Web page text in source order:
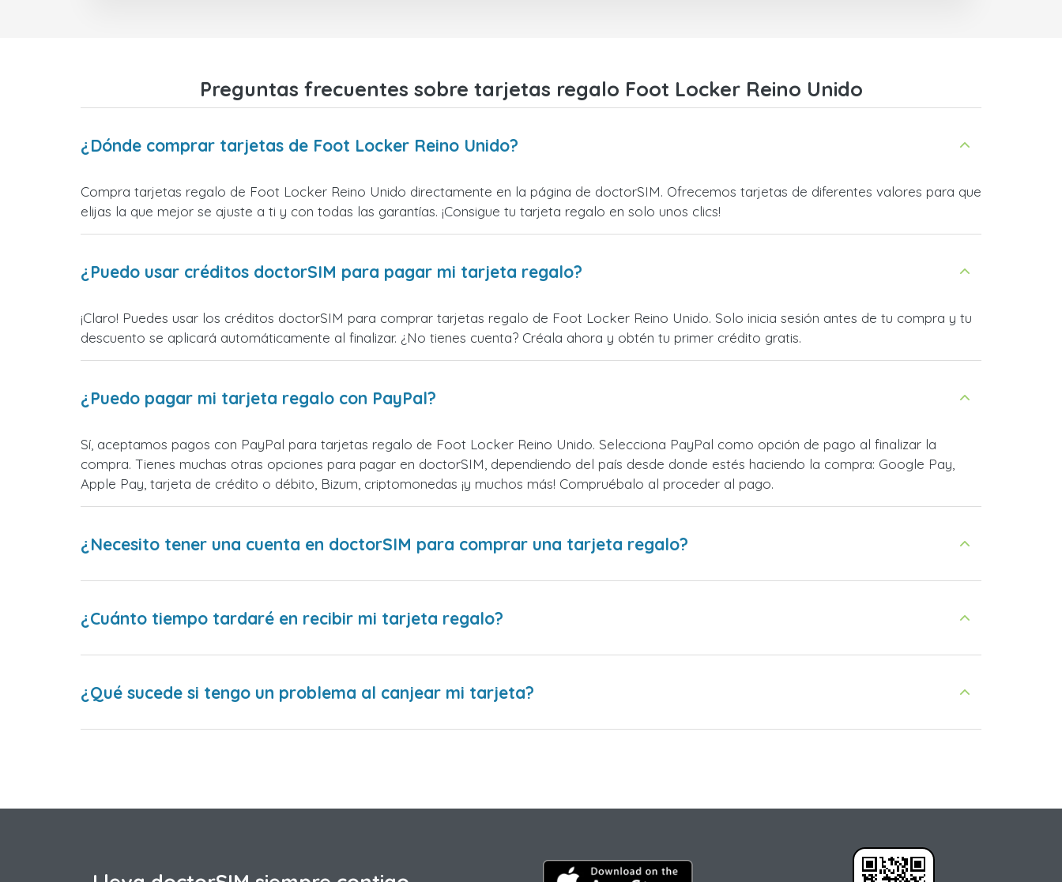
Preguntas frecuentes sobre tarjetas regalo Foot Locker Reino Unido
¿Dónde comprar tarjetas de Foot Locker Reino Unido?
Compra tarjetas regalo de Foot Locker Reino Unido directamente en la página de doctorSIM. Ofrecemos tarjetas de diferentes valores para que
elijas la que mejor se ajuste a ti y con todas las garantías. ¡Consigue tu tarjeta regalo en solo unos clics!
¿Puedo usar créditos doctorSIM para pagar mi tarjeta regalo?
¡Claro! Puedes usar los créditos doctorSIM para comprar tarjetas regalo de Foot Locker Reino Unido. Solo inicia sesión antes de tu compra y tu
descuento se aplicará automáticamente al finalizar. ¿No tienes cuenta? Créala ahora y obtén tu primer crédito gratis.
¿Puedo pagar mi tarjeta regalo con PayPal?
Sí, aceptamos pagos con PayPal para tarjetas regalo de Foot Locker Reino Unido. Selecciona PayPal como opción de pago al finalizar la
compra. Tienes muchas otras opciones para pagar en doctorSIM, dependiendo del país desde donde estés haciendo la compra: Google Pay,
Apple Pay, tarjeta de crédito o débito, Bizum, criptomonedas ¡y muchos más! Compruébalo al proceder al pago.
¿Necesito tener una cuenta en doctorSIM para comprar una tarjeta regalo?
¿Cuánto tiempo tardaré en recibir mi tarjeta regalo?
¿Qué sucede si tengo un problema al canjear mi tarjeta?